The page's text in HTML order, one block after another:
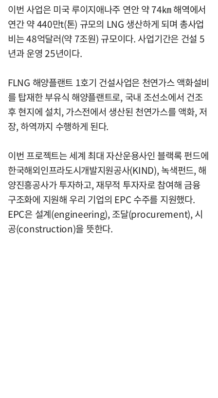
이번 사업은 미국 루이지애나주 연안 약 74㎞ 해역에서
연간 약 440만t(톤) 규모의 LNG 생산하게 되며 총사업
비는 48억달러(약 7조원) 규모이다. 사업기간은 건설 5
년과 운영 25년이다.
FLNG 해양플랜트 1호기 건설사업은 천연가스 액화설비
를 탑재한 부유식 해양플랜트로, 국내 조선소에서 건조
후 현지에 설치, 가스전에서 생산된 천연가스를 액화, 저
장, 하역까지 수행하게 된다.
이번 프로젝트는 세계 최대 자산운용사인 블랙록 펀드에
한국해외인프라도시개발지원공사(KIND), 녹색펀드, 해
양진흥공사가 투자하고, 재무적 투자자로 참여해 금융
구조화에 지원해 우리 기업의 EPC 수주를 지원했다.
EPC은 설계(engineering), 조달(procurement), 시
공(construction)을 뜻한다.